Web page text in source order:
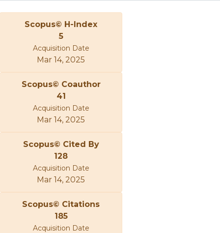
Publications
Scopus© H-Index
5
Acquisition Date
Mar 14, 2025
Scopus© Coauthor
41
Acquisition Date
Mar 14, 2025
Scopus© Cited By
128
Acquisition Date
Mar 14, 2025
Scopus© Citations
185
Acquisition Date